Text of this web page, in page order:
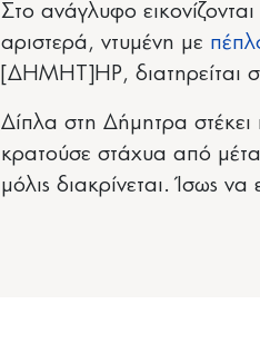
Στο ανάγλυφο
αριστερά, ντυμένη με
[ΔΗΜΗΤ]ΗΡ, διατηρείται
Δίπλα στη Δήμητρα
κρατούσε στάχυα από
μόλις διακρίνεται. Ίσως να